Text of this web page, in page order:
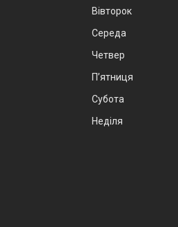
Вівторок
Середа
Четвер
Пʼятниця
Субота
Неділя